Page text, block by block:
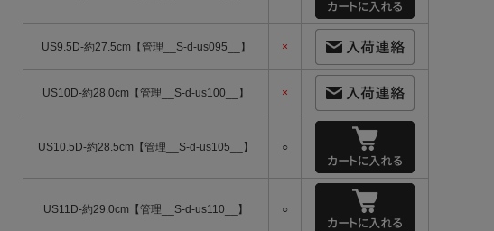
US9.5D-約27.5cm【管理__S-d-us095__】 ×
US10D-約28.0cm【管理__S-d-us100__】 ×
US10.5D-約28.5cm【管理__S-d-us105__】 ○
US11D-約29.0cm【管理__S-d-us110__】 ○